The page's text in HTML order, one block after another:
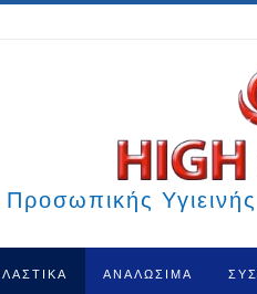
ΑΝΑΛΩΣΙΜΑ